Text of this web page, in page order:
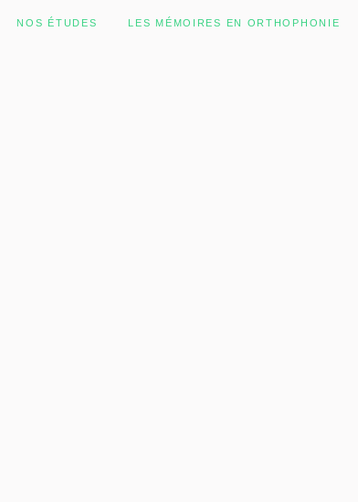
NOS ÉTUDES LES MÉMOIRES EN ORTHOPHONIE